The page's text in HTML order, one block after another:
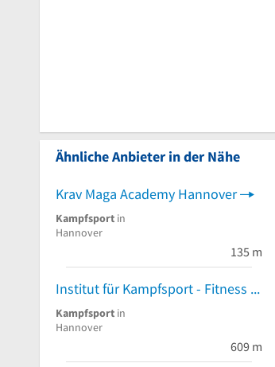
Ähnliche Anbieter in der Nähe
Krav Maga Academy Hannover
Kampfsport in
Hannover
135 m
Institut für Kampfsport - Fitness - Gesundheit Sambo
Kampfsport in
Hannover
609 m